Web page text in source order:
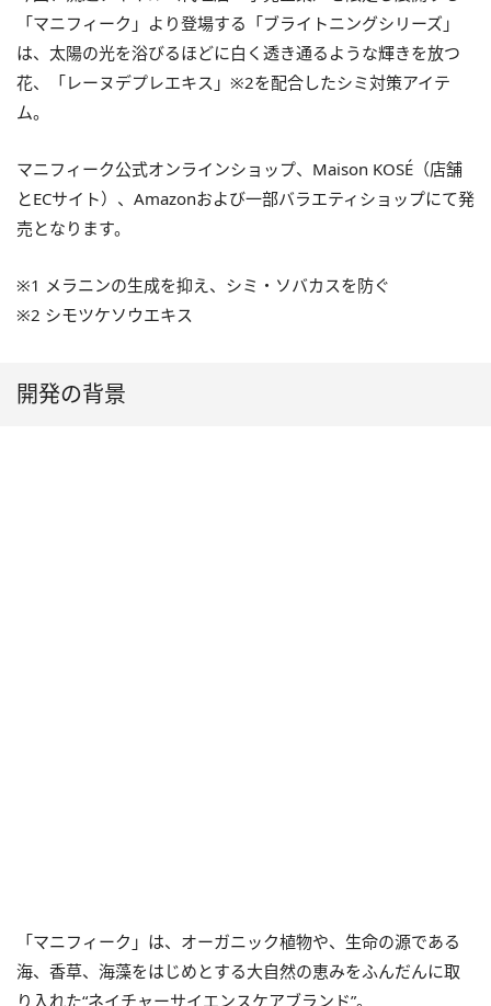
「マニフィーク」より登場する「ブライトニングシリーズ」
は、太陽の光を浴びるほどに白く透き通るような輝きを放つ
花、「レーヌデプレエキス」※2を配合したシミ対策アイテ
ム。
マニフィーク公式オンラインショップ、Maison KOSÉ（店舗
とECサイト）、Amazonおよび一部バラエティショップにて発
売となります。
※1 メラニンの生成を抑え、シミ・ソバカスを防ぐ
※2 シモツケソウエキス
開発の背景
「マニフィーク」は、オーガニック植物や、生命の源である
海、香草、海藻をはじめとする大自然の恵みをふんだんに取
り入れた“ネイチャーサイエンスケアブランド”。